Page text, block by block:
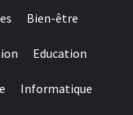
mundo
Bien-être
Education
Informatique